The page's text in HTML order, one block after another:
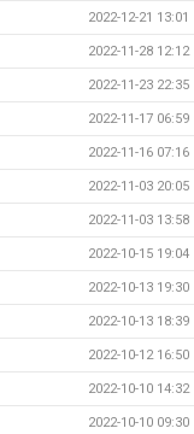
2022-12-21 13:01
2022-11-28 12:12
2022-11-23 22:35
2022-11-17 06:59
2022-11-16 07:16
2022-11-03 20:05
2022-11-03 13:58
2022-10-15 19:04
2022-10-13 19:30
2022-10-13 18:39
2022-10-12 16:50
2022-10-10 14:32
2022-10-10 09:30